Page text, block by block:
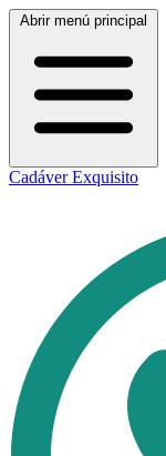
Abrir menú principal
Cadáver Exquisito